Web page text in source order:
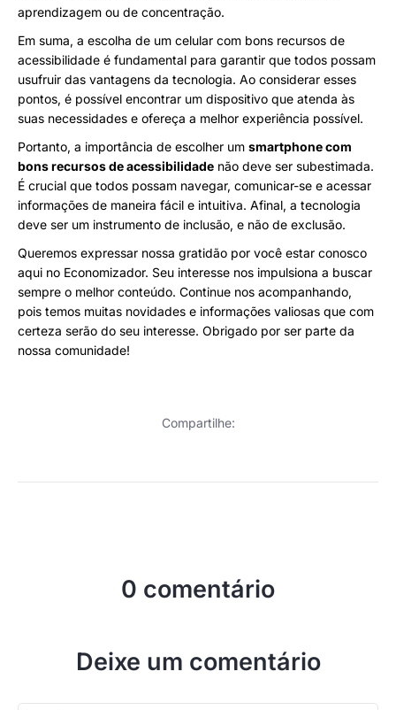
aprendizagem ou de concentração.
Em suma, a escolha de um celular com bons recursos de
acessibilidade é fundamental para garantir que todos possam
usufruir das vantagens da tecnologia. Ao considerar esses
pontos, é possível encontrar um dispositivo que atenda às
suas necessidades e ofereça a melhor experiência possível.
Portanto, a importância de escolher um smartphone com
bons recursos de acessibilidade não deve ser subestimada.
É crucial que todos possam navegar, comunicar-se e acessar
informações de maneira fácil e intuitiva. Afinal, a tecnologia
deve ser um instrumento de inclusão, e não de exclusão.
Queremos expressar nossa gratidão por você estar conosco
aqui no Economizador. Seu interesse nos impulsiona a buscar
sempre o melhor conteúdo. Continue nos acompanhando,
pois temos muitas novidades e informações valiosas que com
certeza serão do seu interesse. Obrigado por ser parte da
nossa comunidade!
Compartilhe:
0 comentário
Deixe um comentário